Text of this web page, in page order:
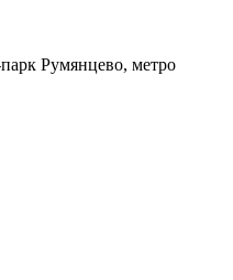
Румянцево, метро